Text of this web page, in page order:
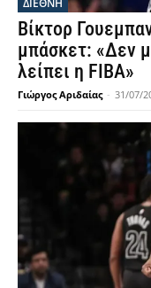
Βίκτορ
μπάσκετ: «Δεν
λείπει η FIBA»
Γιώργος Αριδαίας - 31/07/